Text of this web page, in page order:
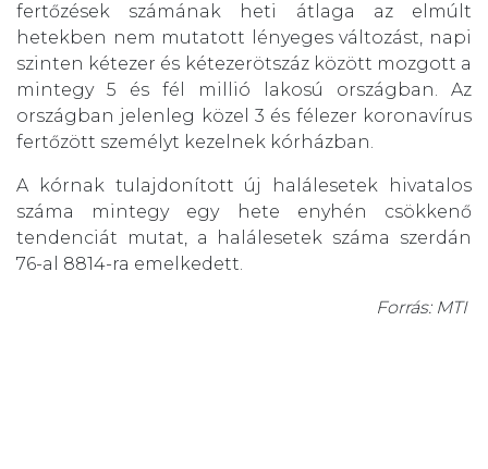
fertőzések számának heti átlaga az elmúlt
hetekben nem mutatott lényeges változást, napi
szinten kétezer és kétezerötszáz között mozgott a
mintegy 5 és fél millió lakosú országban. Az
országban jelenleg közel 3 és félezer koronavírus
fertőzött személyt kezelnek kórházban.
A kórnak tulajdonított új halálesetek hivatalos
száma mintegy egy hete enyhén csökkenő
tendenciát mutat, a halálesetek száma szerdán
76-al 8814-ra emelkedett.
Forrás: MTI